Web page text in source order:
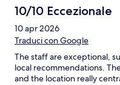
10/10 Eccezionale
10 apr 2026
Traduci con Google
The staff are exceptional,
local recommendations.
and the location really